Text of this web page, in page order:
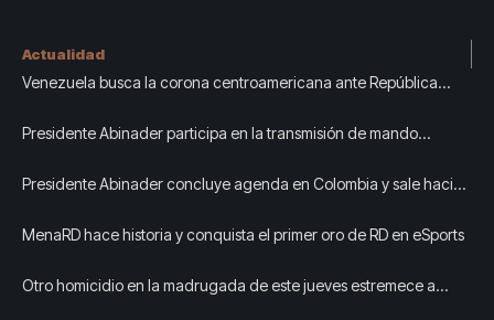
Actualidad
Venezuela busca la corona centroamericana ante República
Presidente Abinader participa en la transmisión de mando
Presidente Abinader concluye agenda en Colombia y sale hacia
Espriella
MenaRD hace historia y conquista el primer oro de RD en eSports
Otro homicidio en la madrugada de este jueves estremece a